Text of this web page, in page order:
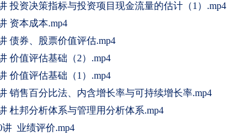
投资决策指标与投资项目现金流量的估计（1）.mp4
资本成本.mp4
债券、股票价值评估.mp4
价值评估基础（2）.mp4
价值评估基础（1）.mp4
销售百分比法、内含增长率与可持续增长率.mp4
杜邦分析体系与管理用分析体系.mp4
讲 业绩评价.mp4